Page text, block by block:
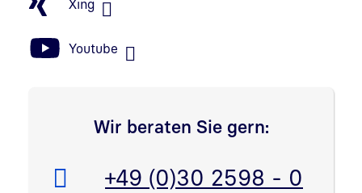
Xing
Youtube
Wir beraten Sie gern:
Telefon:
+49 (0)30 2598 - 0